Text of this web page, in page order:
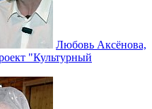
Любовь Аксёнова,
"Культурный